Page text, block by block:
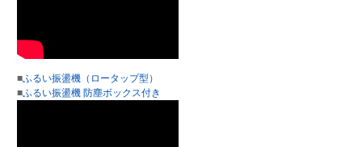
■ふるい振盪機（ロータップ型）
■ふるい振盪機 防塵ボックス付き